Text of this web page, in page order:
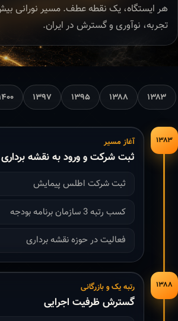
هر ایستگاه، یک نقطه عطف. مسیر نورانی
تجربه، نوآوری و گسترش در ایران.
۱۳۸۳ ۱۳۸۸ ۱۳۹۵ ۱۳۹۷
۱۳۸۳ آغاز مسیر
ثبت شرکت و ورود به نقشه برداری
ثبت شرکت اطلس پیمایش
کسب رتبه 3 سازمان برنامه بودجه
فعالیت در حوزه نقشه برداری
۱۳۸۸ رتبه یک و بازرگانی
گسترش ظرفیت اجرایی